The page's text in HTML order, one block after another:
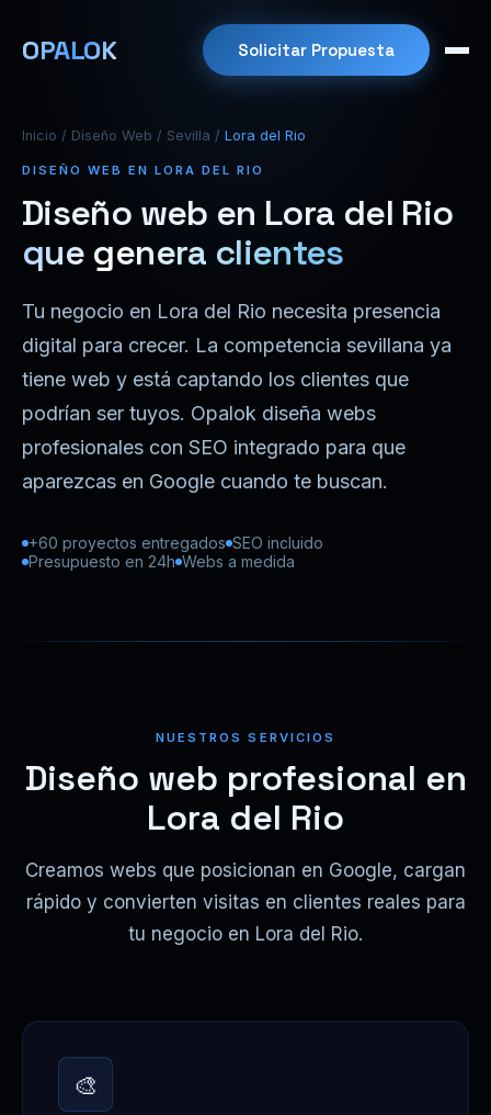
OPALOK Solicitar Propuesta
Inicio / Diseño Web / Sevilla / Lora del Rio
DISEÑO WEB EN LORA DEL RIO
Diseño web en Lora del Rio
que genera clientes
Tu negocio en Lora del Rio necesita presencia
digital para crecer. La competencia sevillana ya
tiene web y está captando los clientes que
podrían ser tuyos. Opalok diseña webs
profesionales con SEO integrado para que
aparezcas en Google cuando te buscan.
+60 proyectos entregados SEO incluido
Presupuesto en 24h Webs a medida
NUESTROS SERVICIOS
Diseño web profesional en
Lora del Rio
Creamos webs que posicionan en Google, cargan
rápido y convierten visitas en clientes reales para
tu negocio en Lora del Rio.
🎨